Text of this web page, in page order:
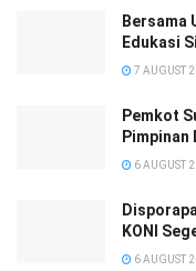
Bersama
Edukasi
7 AUGUST
Pemkot
Pimpinan
6 AUGUST
KONI
6 AUGUST